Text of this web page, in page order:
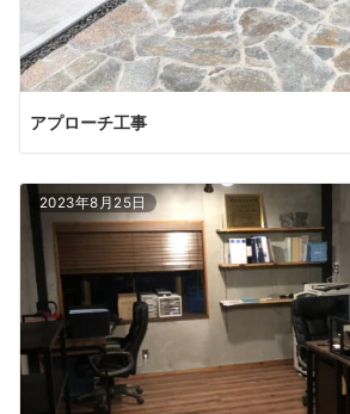
アプローチ工事
2023年8月25日